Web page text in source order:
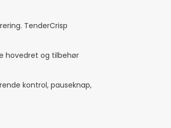
TenderCrisp
hovedret og tilbehør
kontrol, pauseknap,